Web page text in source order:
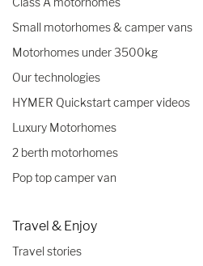
Small motorhomes & camper vans
Motorhomes under 3500kg
Our technologies
HYMER Quickstart camper videos
Luxury Motorhomes
2 berth motorhomes
Pop top camper van
Travel & Enjoy
Travel stories